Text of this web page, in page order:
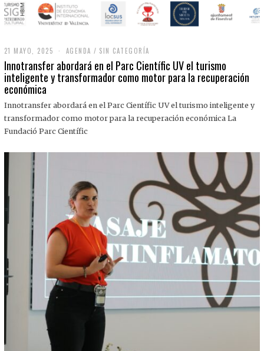
21 MAYO, 2025
M
A
Y
,
0
2
AGENDA / SIN CATEGORÍA
Innotransfer abordará en el Parc Científic UV el turismo
inteligente y transformador como motor para la recuperación
económica
Innotransfer abordará en el Parc Científic UV el turismo inteligente y
transformador como motor para la recuperación económica La
Fundació Parc Científic